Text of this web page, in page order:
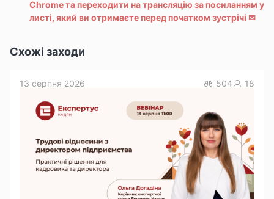
Chrome та переходити на трансляцію за посиланням у
листі, який ви отримаєте перед початком зустрічі ✉
Схожі заходи
13 серпня 2026 504 18